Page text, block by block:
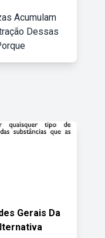
Acumulam
Dessas
Gerais Da